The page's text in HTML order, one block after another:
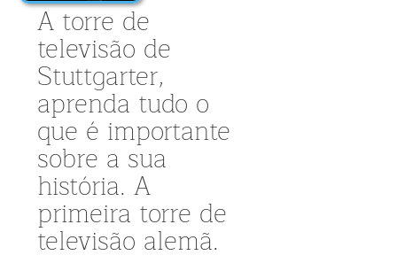
A torre de
televisão de
Stuttgarter,
aprenda tudo o
que é importante
sobre a sua
história. A
primeira torre de
televisão alemã.